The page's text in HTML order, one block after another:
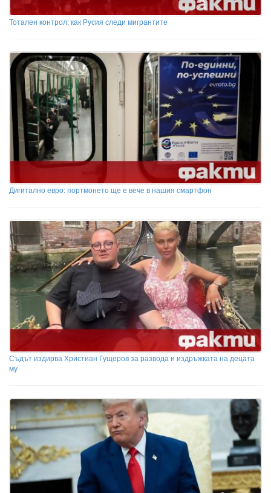
Тотален контрол: как Русия следи мигрантите
Дигитално евро: портмонето ще е вече в нашия смартфон
Съдът издирва Христиан Гущеров за развода и издръжката на децата
му